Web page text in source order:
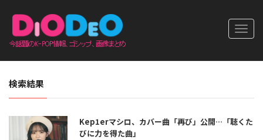
検索結果
Kep1erマシロ、カバー曲「再び」公開…「聴くた
びに力を得た曲」